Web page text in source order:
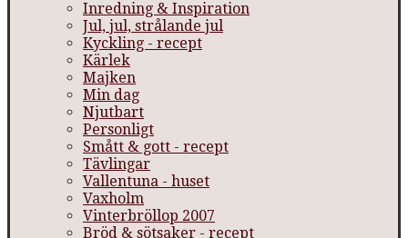
Inredning & Inspiration
Jul, jul, strålande jul
Kyckling - recept
Kärlek
Majken
Min dag
Njutbart
Personligt
Smått & gott - recept
Tävlingar
Vallentuna - huset
Vaxholm
Vinterbröllop 2007
Bröd & sötsaker - recept